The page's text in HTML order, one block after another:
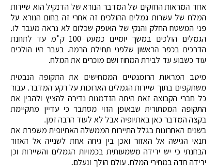
אחד המראות החזקים של המדבר הנורא של הדנקיל הוא שיירות
המלח של עשרות גמלים ההולכים זה אחרי זה בחום הנורא על
פני המשטח החלק והנקי של האופק שכלום לא נראה מעבר לו.
הגמלים הולכים במשך יומיים כמעט 100 ק"מ עד לתחנת
הדרכים בכפר הראשון שלפני תחילת הרמה. בעבר היו הולכים
עוד כשבוע עד לבירת המחוז ושם מוכרים את המלח.
מיטב המראות הרומנטיים הממחישים את התקופה הנבטית
משתקפים בתוך שיירות הגמלים הארוכות על רקע המדבר. עבור
כל חברי הקבוצה זאת היתה הזדמנות נדירה להציץ ולהבין את
התקופה המסתורית שבאופן הזוי מסתבר כי עדיין מתקיימת
בקצה המדבר כאן באתיופיה אבל לא לעוד הרבה זמן.
בשנים האחרונות בגלל התיירות הממשלה האתיופית משפרת את
תנאי הגישה אל האזור ואכן בין גיחה אחת לשנייה אל האזור
הבחנתי כי יש ירידה משמעותית בכמויות הגמלים והשיירות וכן
ירידה חדה במחירי המלח. עולם הולך ונעלם.